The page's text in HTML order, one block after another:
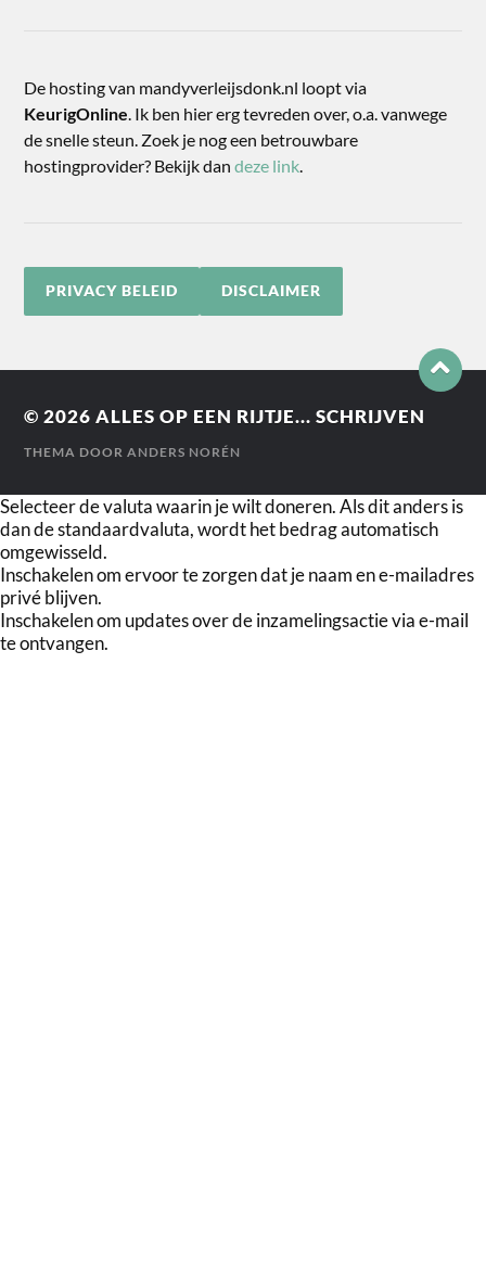
De hosting van mandyverleijsdonk.nl loopt via
KeurigOnline. Ik ben hier erg tevreden over, o.a. vanwege
de snelle steun. Zoek je nog een betrouwbare
hostingprovider? Bekijk dandeze link.
PRIVACY BELEID DISCLAIMER
© 2026ALLES OP EEN RIJTJE... SCHRIJVEN
THEMA DOORANDERS NORÉN
Selecteer de valuta waarin je wilt doneren. Als dit anders is
dan de standaardvaluta, wordt het bedrag automatisch
omgewisseld.
Inschakelen om ervoor te zorgen dat je naam en e-mailadres
privé blijven.
Inschakelen om updates over de inzamelingsactie via e-mail
te ontvangen.